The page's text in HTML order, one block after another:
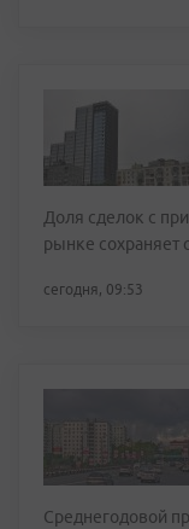
Доля сделок с
рынке сохраняет
сегодня, 09:53
Среднегодовой